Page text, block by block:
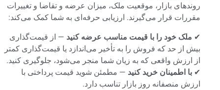
روندهای بازار، موقعیت ملک، میزان عرضه و تقاضا و تغییرات
مقررات قرار می‌گیرند. ارزیابی حرفه‌ای به شما کمک می‌کند:
ملک خود را با قیمت مناسب عرضه کنید — از قیمت‌گذاری
بیش از حد که فروش را به تأخیر می‌اندازد یا قیمت‌گذاری کمتر
از ارزش واقعی که به زیان شما منجر می‌شود، جلوگیری کنید.
با اطمینان خرید کنید — مطمئن شوید قیمت پرداختی با
ارزش منصفانه روز بازار تناسب دارد.